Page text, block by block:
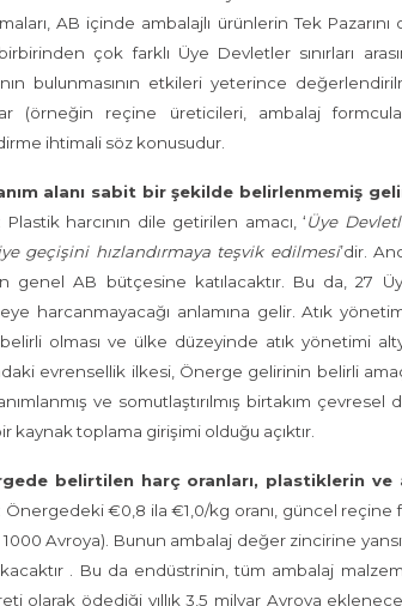
AB içinde ambalajlı ürünlerin Tek
çok farklı Üye Devletler sınırları
bulunmasının etkileri yeterince
(örneğin reçine üreticileri, ambalaj
ihtimali söz konusudur.
alanı sabit bir şekilde belirlenmemiş
: Plastik harcının dile getirilen amacı, ‘Üye
geçişini hızlandırmaya teşvik edilmesi’dir.
genel AB bütçesine katılacaktır. Bu da, 27
harcanmayacağı anlamına gelir. Atık
belirli olması ve ülke düzeyinde atık yönetimi
evrensellik ilkesi, Önerge gelirinin belirli
ve somutlaştırılmış birtakım
kaynak toplama girişimi olduğu açıktır.
belirtilen harç oranları, plastiklerin ve
: Önergedeki €0,8 ila €1,0/kg oranı, güncel reçine
Avroya). Bunun ambalaj değer zincirine
. Bu da endüstrinin, tüm ambalaj
olarak ödediği yıllık 3,5 milyar Avroya